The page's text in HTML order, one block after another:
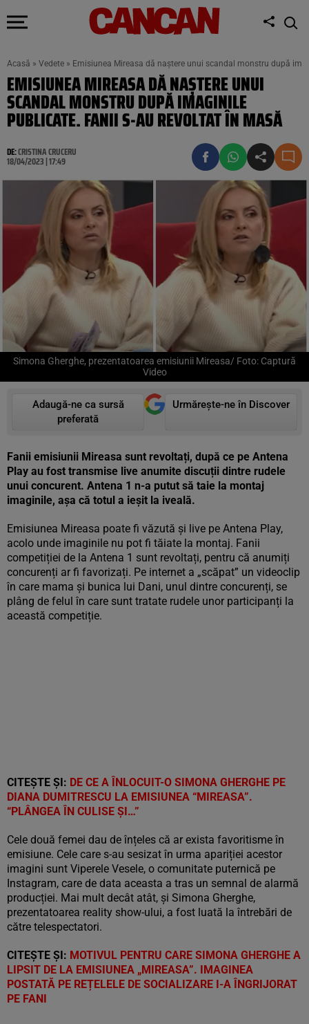
Acasă » Vedete » Emisiunea Mireasa dă naștere unui scandal monstru după
EMISIUNEA MIREASA DĂ NAȘTERE UNUI
SCANDAL MONSTRU DUPĂ IMAGINILE
PUBLICATE. FANII S-AU REVOLTAT ÎN MASĂ
DE:CRISTINA CRUCERU
18/04/2023 | 17:49
Simona Gherghe, prezentatoarea emisiunii Mireasa/ Foto: Captură
Video
Adaugă-ne ca sursă
preferată
Urmărește-ne în Discover
Fanii emisiunii Mireasa sunt revoltați, după ce pe Antena
Play au fost transmise live anumite discuții dintre rudele
unui concurent. Antena 1 n-a putut să taie la montaj
imaginile, așa că totul a ieșit la iveală.
Emisiunea Mireasa poate fi văzută și live pe Antena Play,
acolo unde imaginile nu pot fi tăiate la montaj. Fanii
competiției de la Antena 1 sunt revoltați, pentru că anumiți
concurenți ar fi favorizați. Pe internet a „scăpat” un videoclip
în care mama și bunica lui Dani, unul dintre concurenți, se
plâng de felul în care sunt tratate rudele unor participanți la
această competiție.
CITEȘTE ȘI: DE CE A ÎNLOCUIT-O SIMONA GHERGHE PE
DIANA DUMITRESCU LA EMISIUNEA “MIREASA”.
“PLÂNGEA ÎN CULISE ȘI…”
Cele două femei dau de înțeles că ar exista favoritisme în
emisiune. Cele care s-au sesizat în urma apariției acestor
imagini sunt Viperele Vesele, o comunitate puternică pe
Instagram, care de data aceasta a tras un semnal de alarmă
producției. Mai mult decât atât, și Simona Gherghe,
prezentatoarea reality show-ului, a fost luată la întrebări de
către telespectatori.
CITEȘTE ȘI: MOTIVUL PENTRU CARE SIMONA GHERGHE A
LIPSIT DE LA EMISIUNEA „MIREASA”. IMAGINEA
POSTATĂ PE REȚELELE DE SOCIALIZARE I-A ÎNGRIJORAT
PE FANI